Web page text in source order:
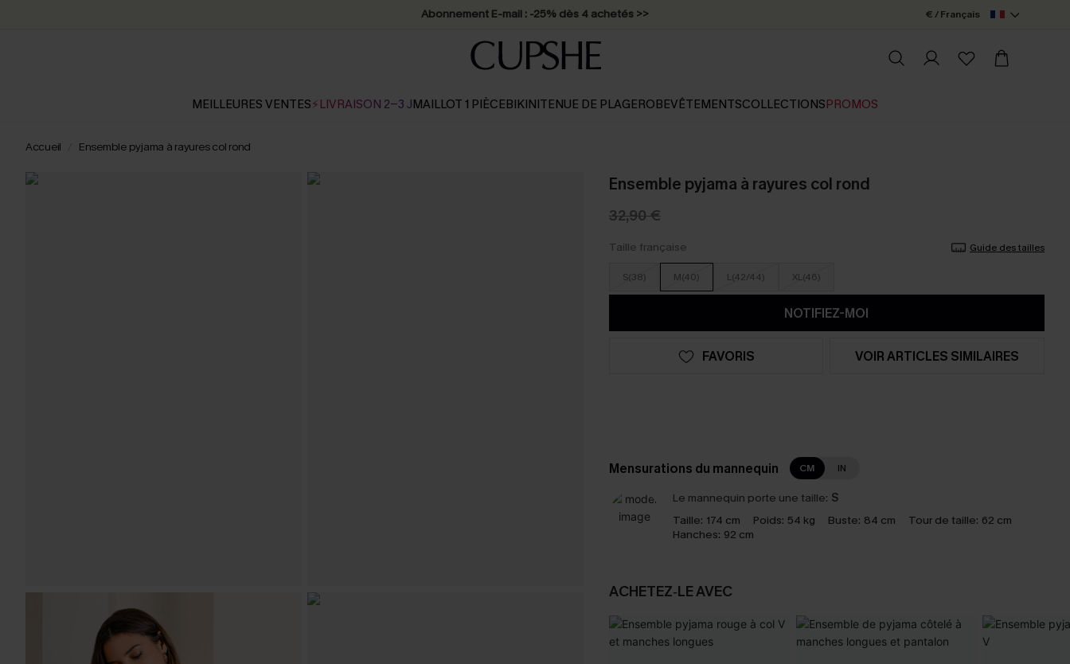
* Livraison éclair 2-3 jours ouvrés >> € / Français
MEILLEURES VENTES⚡LIVRAISON 2-3 JMAILLOT 1 PIÈCEBIKINITENUE DE PLAGEROBEVÊTEMENTSCOLLECTIONSPROMOS
Accueil Ensemble pyjama à rayures col rond
Ensemble pyjama à rayures col rond
32,90 €
Taille française Guide des tailles
S(38) M(40) L(42/44) XL(46)
NOTIFIEZ-MOI
FAVORIS VOIR ARTICLES SIMILAIRES
Mensurations du mannequin CM IN
Le mannequin porte une taille: S
Taille: 174 cm Poids: 54 kg Buste: 84 cm Tour de taille: 62 cm
Hanches: 92 cm
ACHETEZ‑LE AVEC